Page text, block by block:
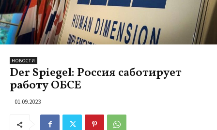
НОВОСТИ
Der Spiegel: Россия саботирует
работу ОБСЕ
01.09.2023